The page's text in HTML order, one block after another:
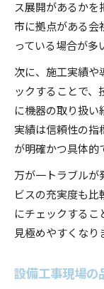
ス展開があるか
市に拠点がある会
っている場合が多
次に、施工実績や
ックすることで、
に機器の取り扱い
実績は信頼性の指
が明確かつ具体的
万が一トラブルが
ビスの充実度も
にチェックするこ
見極めやすくなり
設備工事現場の